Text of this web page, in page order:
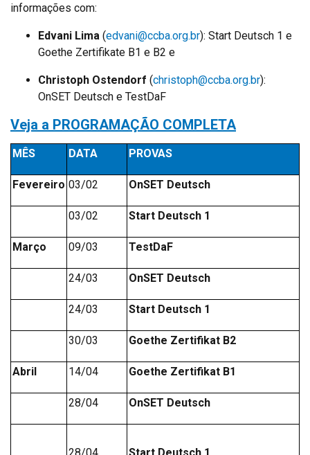
informações com:
Edvani Lima (edvani@ccba.org.br): Start Deutsch 1 e
Goethe Zertifikate B1 e B2 e
Christoph Ostendorf (christoph@ccba.org.br):
OnSET Deutsch e TestDaF
Veja a PROGRAMAÇÃO COMPLETA
MÊS DATA PROVAS
Fevereiro 03/02 OnSET Deutsch
03/02 Start Deutsch 1
Março 09/03 TestDaF
24/03 OnSET Deutsch
24/03 Start Deutsch 1
30/03 Goethe Zertifikat B2
Abril 14/04 Goethe Zertifikat B1
28/04 OnSET Deutsch